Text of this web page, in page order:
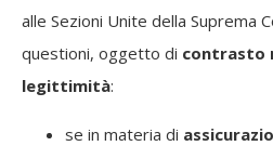
alle Sezioni Unite della Suprema
questioni, oggetto di contrasto
legittimità:
se in materia di